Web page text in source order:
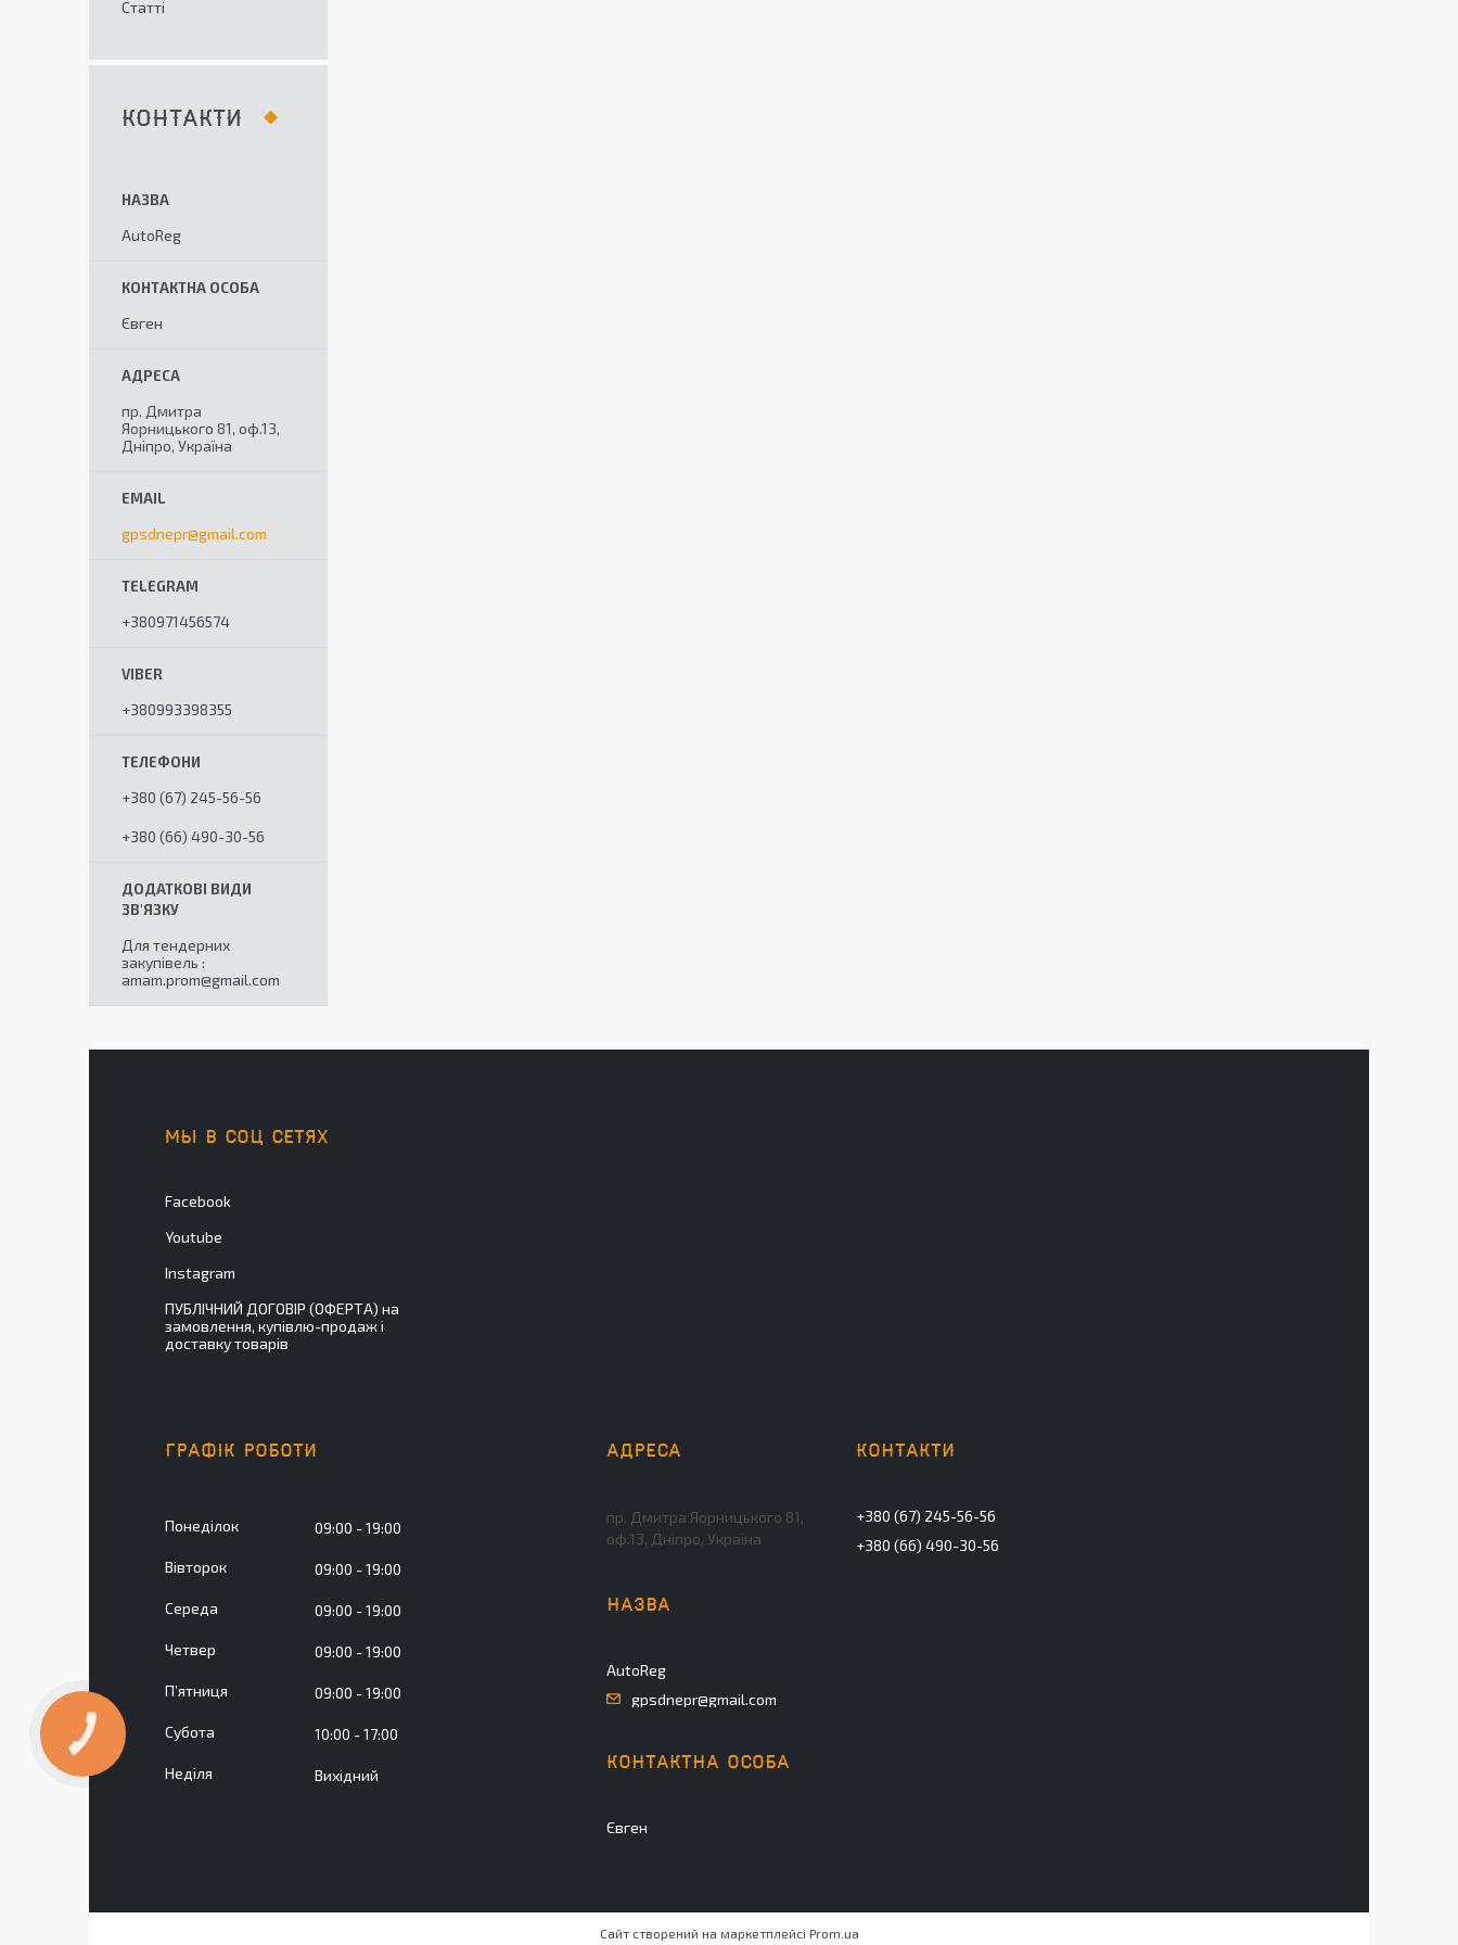
Статті
КОНТАКТИ
AutoReg
Євген
пр. Дмитра
Яорницького 81, оф.13,
Дніпро, Україна
gpsdnepr@gmail.com
+380971456574
+380993398355
+380 (67) 245-56-56
+380 (66) 490-30-56
Для тендерних
закупівель
amam.prom@gmail.com
МЫ В СОЦ СЕТЯХ
Facebook
Youtube
Instagram
ПУБЛІЧНИЙ ДОГОВІР (ОФЕРТА) на
замовлення, купівлю-продаж і
доставку товарів
ГРАФІК РОБОТИ
Понеділок 09:00 19:00
Вівторок 09:00 19:00
Середа 09:00 19:00
Четвер 09:00 19:00
Пʼятниця 09:00 19:00
Субота 10:00 17:00
Неділя Вихідний
пр. Дмитра Яорницького 81,
оф.13, Дніпро, Україна
AutoReg
gpsdnepr@gmail.com
Євген
+380 (67) 245-56-56
+380 (66) 490-30-56
Сайт створений на маркетплейсі Prom.ua
КНОПКА
ЗВ'ЯЗКУ